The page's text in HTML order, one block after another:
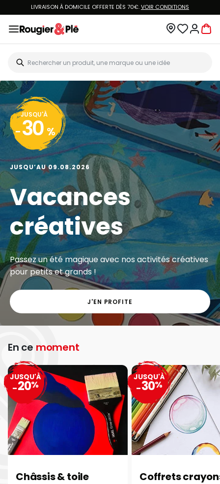
LIVRAISON À DOMICILE OFFERTE DÈS 70€.VOIR CONDITIONS
JUSQU'À
- 30 %
JUSQU’AU 09.08.2026
Vacances
créatives
Passez un été magique avec nos activités créatives
pour petits et grands !
J'EN PROFITE
En ce moment
Châssis & toile
JUSQU'À
-20%
Coffrets
JUSQU'À
-30%